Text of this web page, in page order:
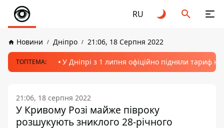
RU
Новини Дніпро 21:06, 18 Серпня 2022
ТОПТЕМА: У Дніпрі з 1 липня офіційно підняли тариф
21:06, 18 серпня 2022
У Кривому Розі майже півроку
розшукують зниклого 28-річного